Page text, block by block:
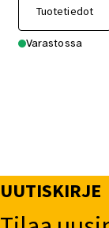
Tuotetiedot
Varastossa
UUTISKIRJE